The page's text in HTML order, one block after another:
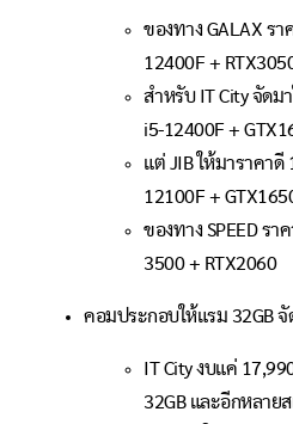
ของทาง GALAX รา
12400F +
สำหรับ IT City จัดม
i5-12400F +
แต่ JIB ให้มาราคาดี
12100F +
ของทาง SPEED รา
3500 + RTX2060
คอมประกอบให้แรม 32GB
IT City งบแค่
32GB และอีกหลาย